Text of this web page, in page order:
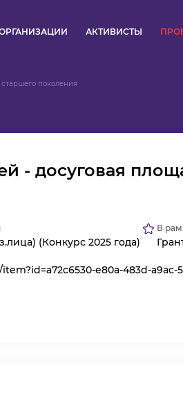
АКТИВИСТЫ
поколения
- досуговая
(Конкурс 2025 года)
В
e80a-483d-a9ac-